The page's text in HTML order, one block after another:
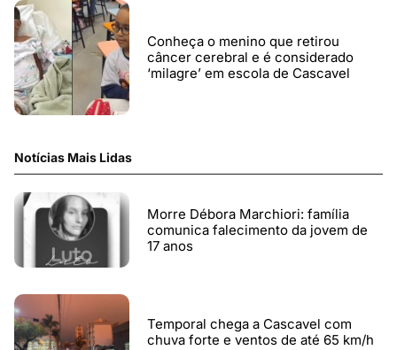
Conheça o menino que retirou
câncer cerebral e é considerado
‘milagre’ em escola de Cascavel
Notícias Mais Lidas
Morre Débora Marchiori: família
comunica falecimento da jovem de
17 anos
Temporal chega a Cascavel com
chuva forte e ventos de até 65 km/h